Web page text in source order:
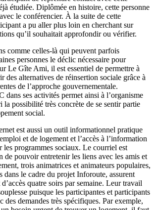
étudiée. Diplômée en histoire, cette personne
le conférencier. À la suite de cette
a pu aller plus loin en cherchant sur
qu’il souhaitait approfondir ou vérifier.
comme celles-là qui peuvent parfois
personnes le déclic nécessaire pour
Le Gîte Ami, il est essentiel de permettre à
des alternatives de réinsertion sociale grâce à
de l’approche gouvernementale.
dans ses activités permet ainsi à l’organisme
la possibilité très concrète de se sentir partie
social.
est aussi un outil informationnel pratique
et de logement et l’accès à l’information
les programmes sociaux. Le courriel est
de pouvoir entretenir les liens avec les amis et
trois animatrices et animateurs populaires,
dans le cadre du projet Inforoute, assurent
quatre soirs par semaine. Leur travail
puisque les participantes et participants
des demandes très spécifiques. Par exemple,